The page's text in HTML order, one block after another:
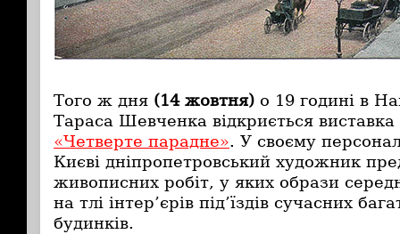
Того ж дня (14 жовтня) о 19 годині в
Тараса Шевченка відкриється
«Четверте парадне». У своєму
Києві дніпропетровський художник
живописних робіт, у яких образи
на тлі інтер’єрів під’їздів сучасних
будинків.